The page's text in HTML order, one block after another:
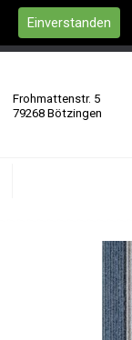
Einverstanden
Frohmattenstr. 5
79268 Bötzingen